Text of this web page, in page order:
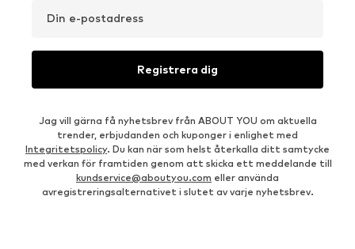
Din e-postadress
Registrera dig
Jag vill gärna få nyhetsbrev från ABOUT YOU om aktuella
trender, erbjudanden och kuponger i enlighet med
Integritetspolicy. Du kan när som helst återkalla ditt samtycke
med verkan för framtiden genom att skicka ett meddelande till
kundservice@aboutyou.com eller använda
avregistreringsalternativet i slutet av varje nyhetsbrev.